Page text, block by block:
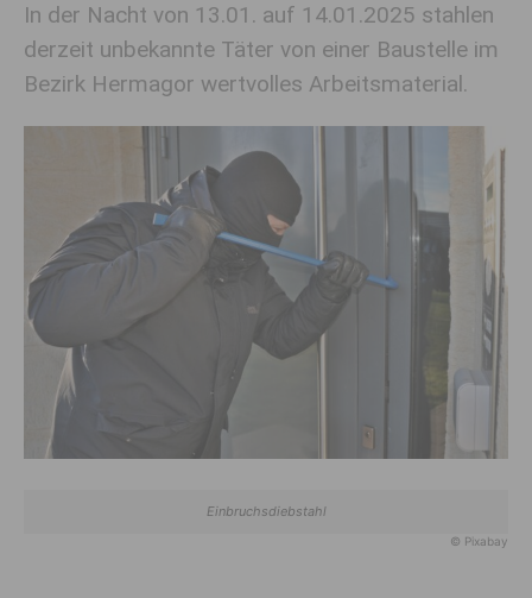
In der Nacht von 13.01. auf 14.01.2025 stahlen
derzeit unbekannte Täter von einer Baustelle im
Bezirk Hermagor wertvolles Arbeitsmaterial.
Einbruchsdiebstahl
© Pixabay